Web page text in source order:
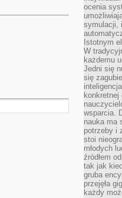
ocenia
symulacji,
Istotnym
W
każdemu
Jedni się
się
konkretnej
wsparcia.
nauka ma
potrzeby i
stoi
młodych
źródłem
tak jak
gruba
przejęła
każdy